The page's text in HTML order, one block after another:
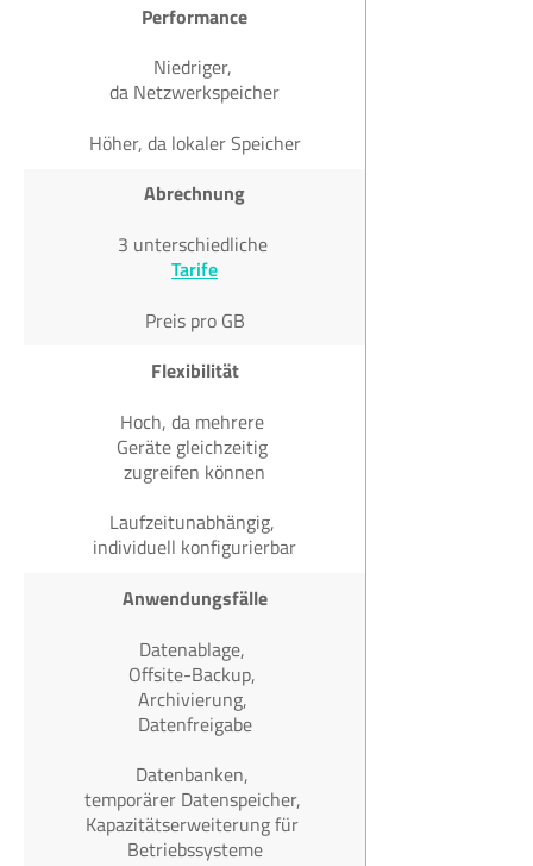
Performance
Niedriger,
da Netzwerkspeicher
Höher, da lokaler Speicher
Abrechnung
3 unterschiedliche
Tarife
Preis pro GB
Flexibilität
Hoch, da mehrere
Geräte gleichzeitig
zugreifen können
Laufzeitunabhängig,
individuell konfigurierbar
Anwendungsfälle
Datenablage,
Offsite-Backup,
Archivierung,
Datenfreigabe
Datenbanken,
temporärer Datenspeicher,
Kapazitätserweiterung für
Betriebssysteme